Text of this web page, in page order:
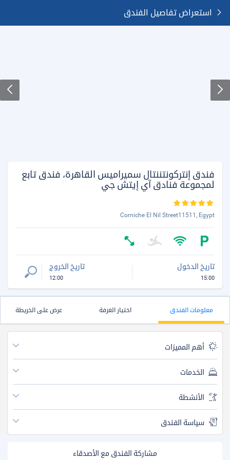
استعراض تفاصيل الفندق
فندق إنتركونتننتال سميراميس القاهرة، فندق تابع
لمجموعة فنادق آي إيتش جي
Corniche El Nil Street11511, Egypt
تاريخ الدخول
15:00
تاريخ الخروج
12:00
معلومات الفندق اختيار الغرفة عرض على الخريطة
أهم المميزات
الخدمات
الأنشطة
سياسة الفندق
مشاركة الفندق مع الأصدقاء